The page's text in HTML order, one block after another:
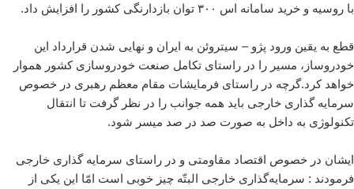
با روسیه و خرید سامانه اس ۳۰۰ توان بازدارنگی کشور را افزایش داد.
قطع به یقین ورود پژو – سیتروئن به ایران و نهایی شدن قرارداد این
خودروساز، مسیر را در راستای تکامل صنعت خودروسازی کشور هموار
خواهد کرد.گرچه در راستای فرمایشات مقام معظم رهبری در خصوص
سرمایه گذاری خارجی باید همه جوانب را در نظر گرفت تا انتقال
تکنولوژی به داخل به صورت صد در صد میسر شود.
ایشان در خصوص اقتصاد مقاومتی و در راستای سرمایه گذاری خارجی
فرمودند : سرمایه‌گذاری خارجی البتّه چیز خوبی است امّا این یکی از